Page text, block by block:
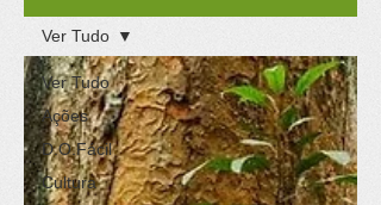
Ver Tudo
Ações
D.O.Fácil
Cultura
Ver Tudo